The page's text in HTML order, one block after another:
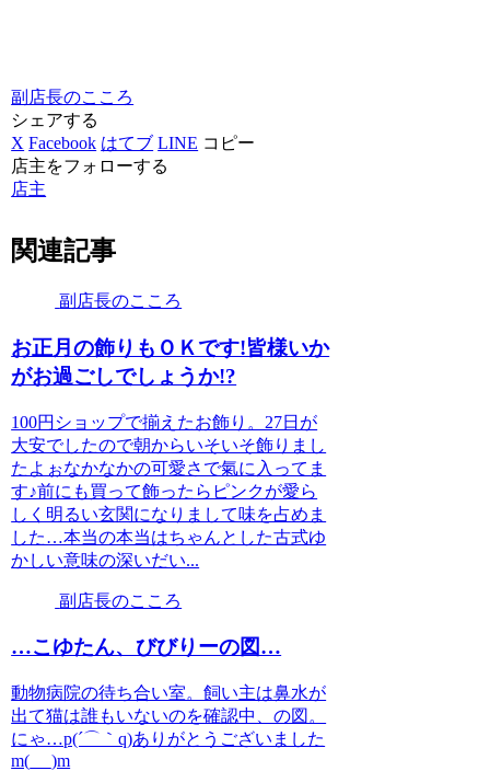
副店長のこころ
シェアする
X Facebook はてブ LINE コピー
店主をフォローする
店主
関連記事
副店長のこころ
お正月の飾りもＯＫです!皆様いか
がお過ごしでしょうか!?
100円ショップで揃えたお飾り。27日が
大安でしたので朝からいそいそ飾りまし
たよぉなかなかの可愛さで氣に入ってま
す♪前にも買って飾ったらピンクが愛ら
しく明るい玄関になりまして味を占めま
した…本当の本当はちゃんとした古式ゆ
かしい意味の深いだい...
副店長のこころ
…こゆたん、びびりーの図…
動物病院の待ち合い室。飼い主は鼻水が
出て猫は誰もいないのを確認中、の図。
にゃ…p(´⌒｀q)ありがとうございました
m(_ _)m